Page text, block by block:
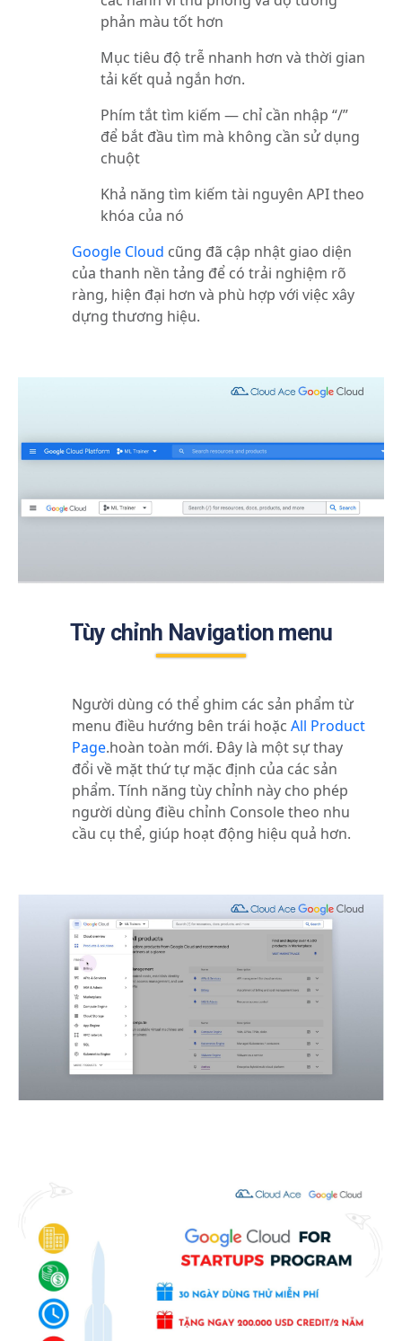
phản màu tốt hơn
Mục tiêu độ trễ nhanh hơn và thời gian
tải kết quả ngắn hơn.
Phím tắt tìm kiếm — chỉ cần nhập “/”
để bắt đầu tìm mà không cần sử dụng
chuột
Khả năng tìm kiếm tài nguyên API theo
khóa của nó
Google Cloud cũng đã cập nhật giao diện
của thanh nền tảng để có trải nghiệm rõ
ràng, hiện đại hơn và phù hợp với việc xây
dựng thương hiệu.
Tùy chỉnh Navigation menu
Người dùng có thể ghim các sản phẩm từ
menu điều hướng bên trái hoặcAll Product
Page.hoàn toàn mới.Đây là một sự thay
đổi về mặt thứ tự mặc định của các sản
phẩm. Tính năng tùy chỉnh này cho phép
người dùng điều chỉnh Console theo nhu
cầu cụ thể, giúp hoạt động hiệu quả hơn.